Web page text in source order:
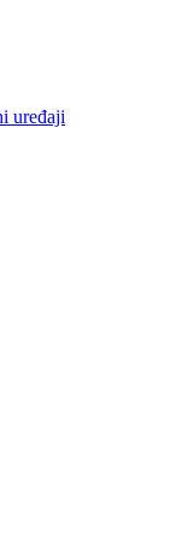
uređaji